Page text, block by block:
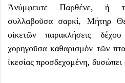
Ἀνύμφευτε Παρθένε, ἡ
συλλαβοῦσα σαρκί, Μήτηρ
οἰκετῶν παρακλήσεις
χορηγοῦσα καθαρισμὸν τῶν
ἱκεσίας προσδεχομένη,